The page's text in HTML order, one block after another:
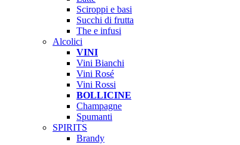
Sciroppi e basi
Succhi di frutta
The e infusi
Alcolici
VINI
Vini Bianchi
Vini Rosé
Vini Rossi
BOLLICINE
Champagne
Spumanti
SPIRITS
Brandy